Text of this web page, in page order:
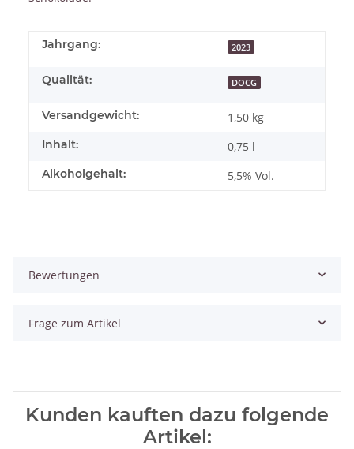
Jahrgang: 2023
Qualität: DOCG
Versandgewicht: 1,50 kg
Inhalt: 0,75 l
Alkoholgehalt: 5,5% Vol.
Bewertungen
Frage zum Artikel
Kunden kauften dazu folgende
Artikel: